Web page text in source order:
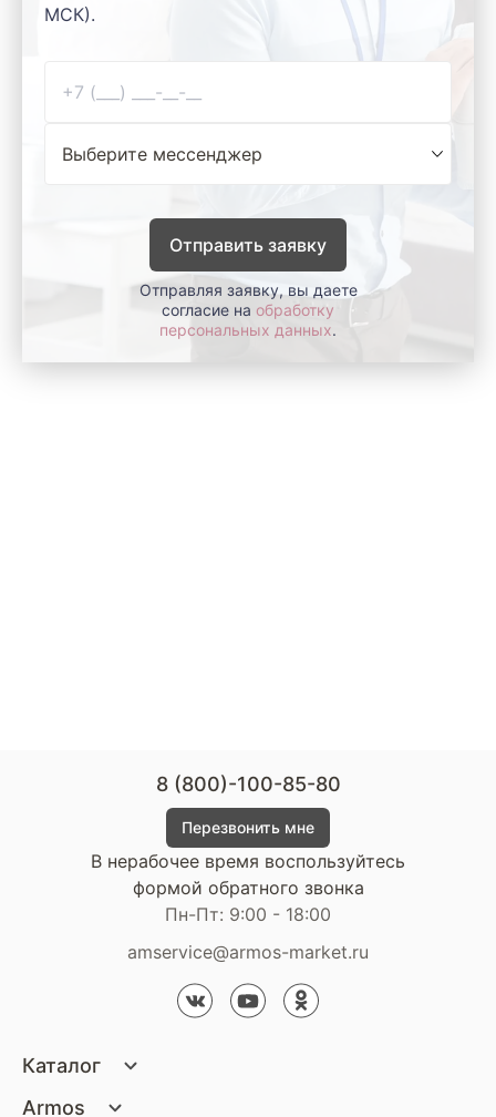
МСК).
Отправить заявку
Отправляя заявку, вы даете
согласие на обработку
персональных данных.
Каталог
Armos
8 (800)-100-85-80
Перезвонить мне
В нерабочее время воспользуйтесь
формой обратного звонка
Пн-Пт: 9:00 - 18:00
amservice@armos-market.ru